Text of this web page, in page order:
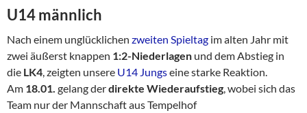
U14 männlich
Nach einem unglücklichen zweiten Spieltag im alten Jahr mit
zwei äußerst knappen 1:2-Niederlagen und dem Abstieg in
die LK4, zeigten unsere U14 Jungseine starke Reaktion.
Am 18.01. gelang derdirekte Wiederaufstieg, wobei sich das
Team nur der Mannschaft aus Tempelhof